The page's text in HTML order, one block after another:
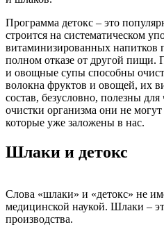
Программа детокс – это
строится на систематическом
витаминизированных напитков
полном отказе от другой пищи.
и овощные супы способны
волокна фруктов и овощей, их
состав, безусловно, полезны
очистки организма они не
которые уже заложены в нас.
Шлаки и детокс
Слова «шлаки» и «детокс» не
медицинской наукой. Шлаки –
производства.